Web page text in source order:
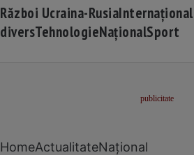
Război Ucraina-RusiaInternațional
diversTehnologieNaționalSport
HomeActualitateNațional